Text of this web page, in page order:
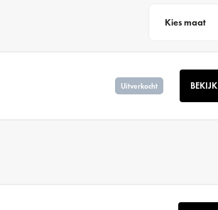
Kies maat
Uitverkocht BEKIJK